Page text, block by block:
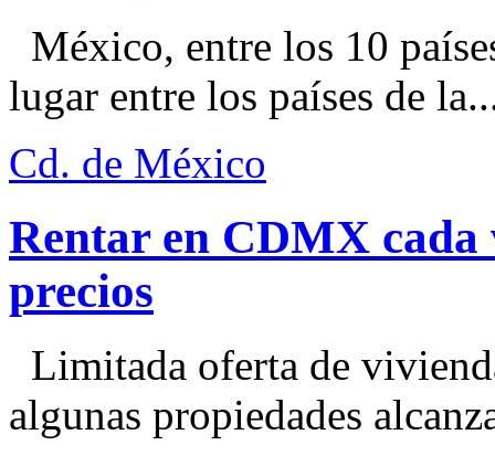
México, entre los 10
lugar entre los países de
Cd. de México
Rentar en CDMX cada
precios
Limitada oferta de
algunas propiedades